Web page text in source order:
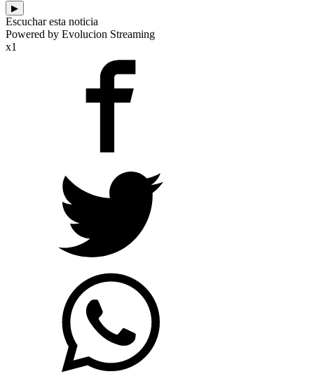
▶
Escuchar esta noticia
Powered by Evolucion Streaming
x1